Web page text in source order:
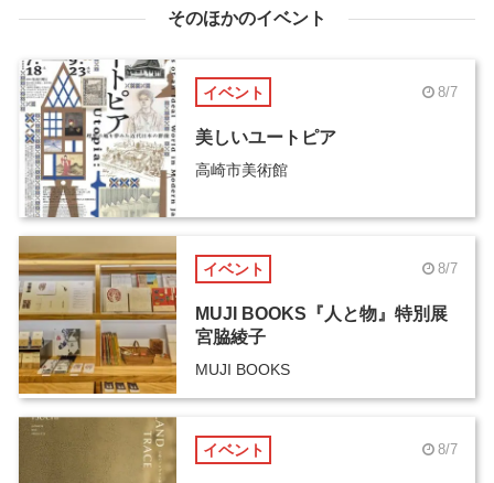
そのほかのイベント
イベント 8/7
美しいユートピア
高崎市美術館
イベント 8/7
MUJI BOOKS『人と物』特別展
宮脇綾子
MUJI BOOKS
イベント 8/7